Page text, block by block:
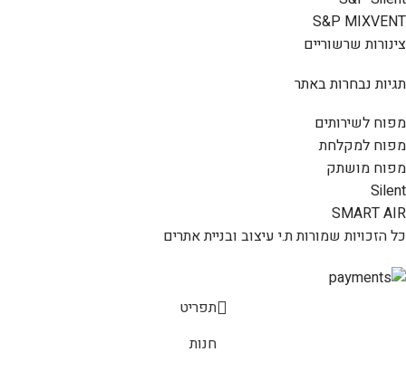
S&P MIXVENT
צינורות שרשוריים
תגיות נבחרות באתר
מפוח לשירותים
מפוח למקלחת
מפוח מושתק
Silent
SMART AIR
כל הזכויות שמורות ת.י עיצוב ובניית אתרים
תפריט
חנות